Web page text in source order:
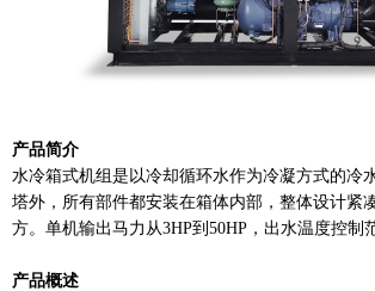
产品简介
水冷箱式机组是以冷却循环水作为冷凝方式的冷
塔外，所有部件都安装在箱体内部，整体设计紧
方。单机输出马力从3HP到50HP，出水温度控
产品概述